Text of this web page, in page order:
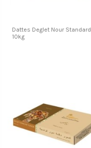
Dattes Deglet Nour Standard
10kg